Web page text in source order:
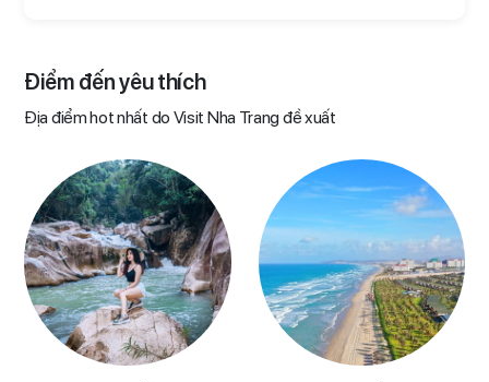
Điểm đến yêu thích​
Địa điểm hot nhất do Visit Nha Trang đề xuất